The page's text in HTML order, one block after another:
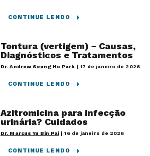
CONTINUE LENDO
Tontura (vertigem) – Causas,
Diagnósticos e Tratamentos
Dr. Andrew Seung Ho Park | 17 de janeiro de 2026
CONTINUE LENDO
Azitromicina para infecção
urinária? Cuidados
Dr. Marcus Yu Bin Pai |16 de janeiro de 2026
CONTINUE LENDO